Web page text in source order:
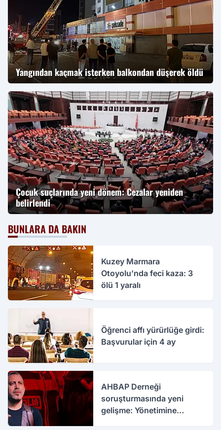
Yangından kaçmak isterken balkondan düşerek öldü
Çocuk suçlarında yeni dönem: Cezalar yeniden
belirlendi
BUNLARA DA BAKIN
Kuzey Marmara
Otoyolu’nda feci kaza: 3
ölü 1 yaralı
Öğrenci affı yürürlüğe girdi:
Başvurular için 4 ay
AHBAP Derneği
soruşturmasında yeni
gelişme: Yönetimine